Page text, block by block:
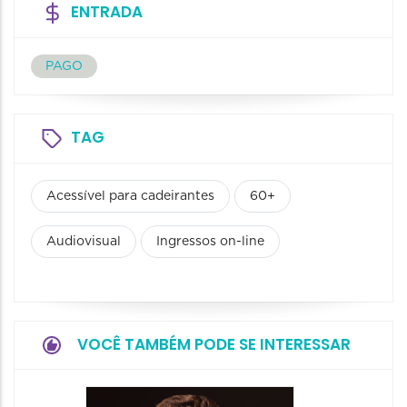
ENTRADA
PAGO
TAG
Acessível para cadeirantes 60+
Audiovisual Ingressos on-line
VOCÊ TAMBÉM PODE SE INTERESSAR